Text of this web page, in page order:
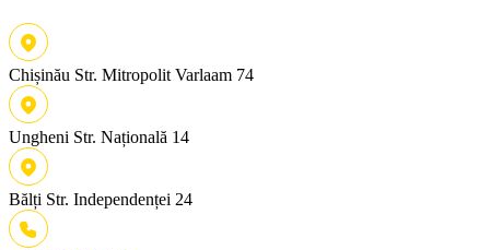
Chișinău Str. Mitropolit Varlaam 74
Ungheni Str. Națională 14
Bălți Str. Independenței 24